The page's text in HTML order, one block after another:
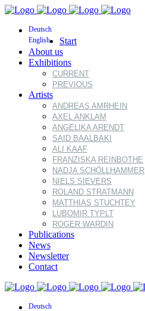
Deutsch
English
Start
About us
Exhibitions
CURRENT
PREVIOUS
Artists
ANDREAS AMRHEIN
AXEL ANKLAM
ANGELIKA ARENDT
SAID BAALBAKI
ALI KAAF
FRANZISKA REINBOTHE
NADJA SCHÖLLHAMMER
NIELS SIEVERS
ROLAND STRATMANN
MATTHIAS STUCHTEY
LUBOMIR TYPLT
ROGER WARDIN
Publications
News
Newsletter
Contact
Deutsch